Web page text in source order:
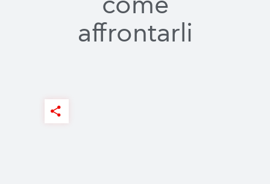
come
affrontarli